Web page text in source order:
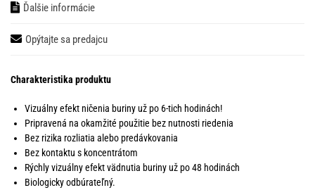
Ďalšie informácie
Opýtajte sa predajcu
Charakteristika produktu
Vizuálny efekt ničenia buriny už po 6-tich hodinách!
Pripravená na okamžité použitie bez nutnosti riedenia
Bez rizika rozliatia alebo predávkovania
Bez kontaktu s koncentrátom
Rýchly vizuálny efekt vädnutia buriny už po 48 hodinách
Biologicky odbúrateľný.